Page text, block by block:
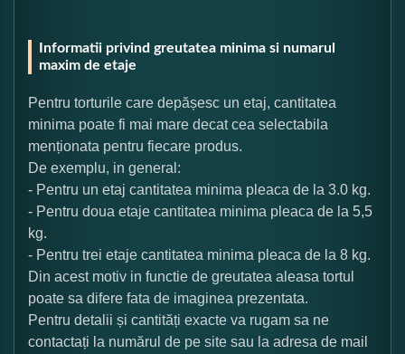
Informatii privind greutatea minima si numarul
maxim de etaje
Pentru torturile care depășesc un etaj, cantitatea
minima poate fi mai mare decat cea selectabila
menționata pentru fiecare produs.
De exemplu, in general:
- Pentru un etaj cantitatea minima pleaca de la 3.0 kg.
- Pentru doua etaje cantitatea minima pleaca de la 5,5
kg.
- Pentru trei etaje cantitatea minima pleaca de la 8 kg.
Din acest motiv in functie de greutatea aleasa tortul
poate sa difere fata de imaginea prezentata.
Pentru detalii și cantități exacte va rugam sa ne
contactați la numărul de pe site sau la adresa de mail